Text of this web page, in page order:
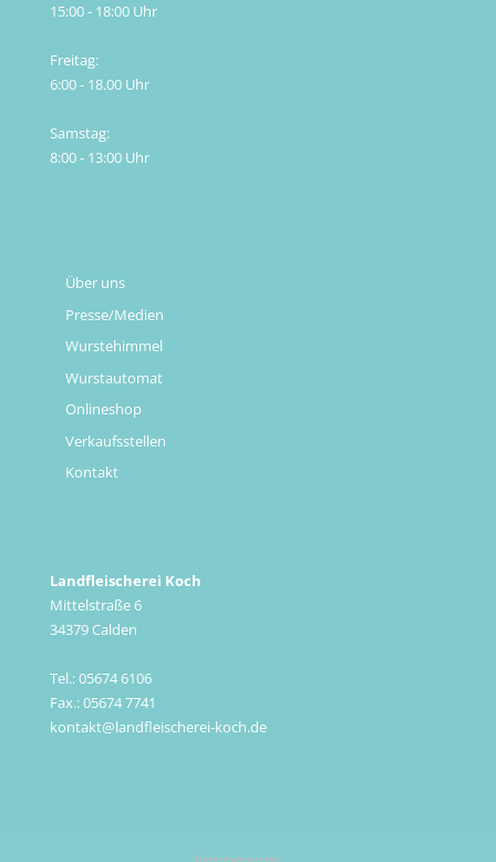
15:00 - 18:00 Uhr
Freitag:
6:00 - 18.00 Uhr
Samstag:
8:00 - 13:00 Uhr
Über uns
Presse/Medien
Wurstehimmel
Wurstautomat
Onlineshop
Verkaufsstellen
Kontakt
Landfleischerei Koch
Mittelstraße 6
34379 Calden
Tel.: 05674 6106
Fax.: 05674 7741
kontakt@landfleischerei-koch.de